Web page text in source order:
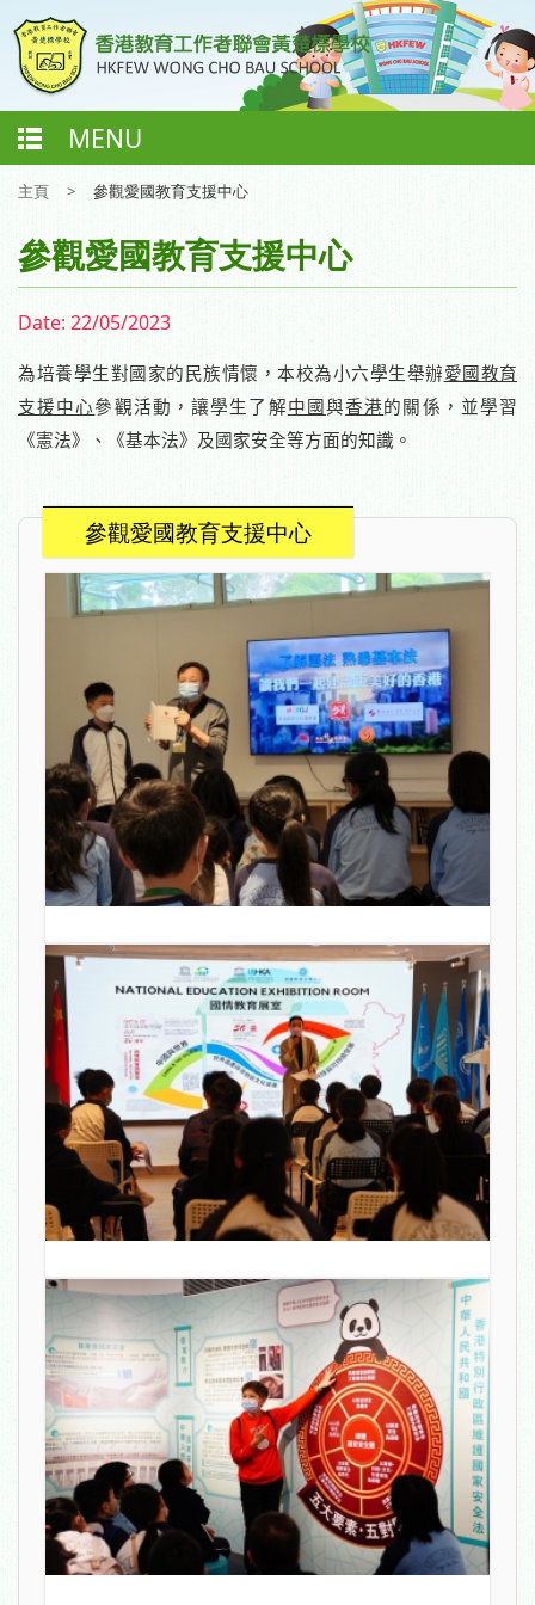
MENU
主頁 > 參觀愛國教育支援中心
參觀愛國教育支援中心
Date: 22/05/2023
為培養學生對國家的民族情懷，本校為小六學生舉辦愛國教育
支援中心參觀活動 ，讓學生了解中國 與香港的關係，並學習
《憲法》、《基本法》及國家安全等方面的知識。
參觀愛國教育支援中心